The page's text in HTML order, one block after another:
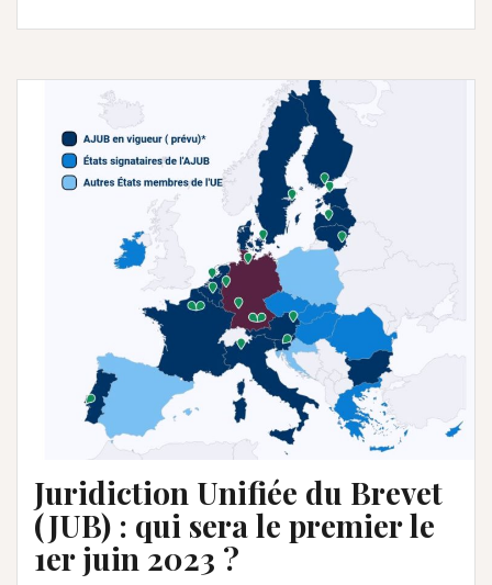
Juridiction Unifiée du Brevet
(JUB) : qui sera le premier le
1er juin 2023 ?